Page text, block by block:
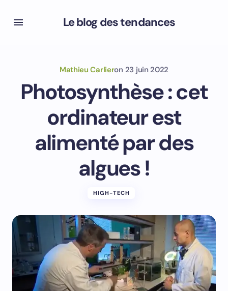
Le blog des tendances
Mathieu Carlieron 23 juin 2022
Photosynthèse : cet
ordinateur est
alimenté par des
algues !
HIGH-TECH